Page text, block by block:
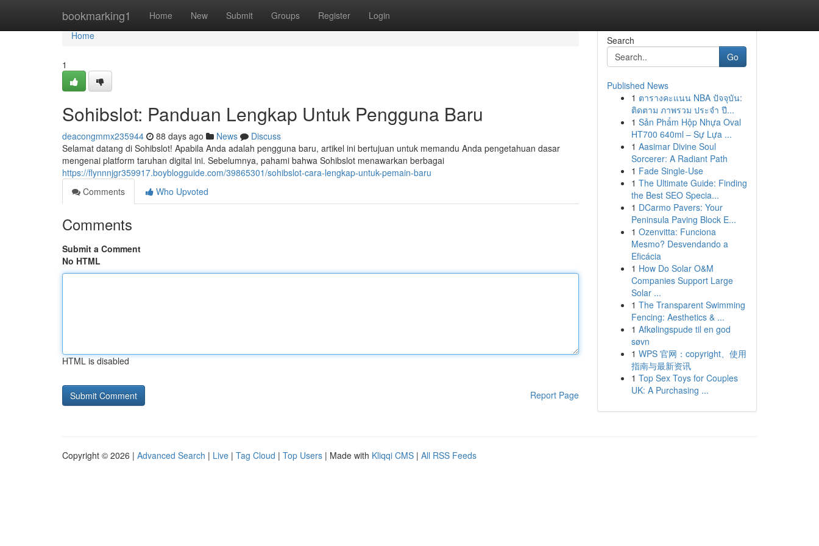
bookmarking1 Home New Submit Groups Register Login
Home
Home
1
Sohibslot: Panduan Lengkap Untuk Pengguna Baru
deacongmmx235944 88 days ago News
Discuss
Selamat datang di Sohibslot! Apabila Anda adalah pengguna baru, artikel ini bertujuan untuk memandu Anda pengetahuan dasar
mengenai platform taruhan digital ini. Sebelumnya, pahami bahwa Sohibslot menawarkan berbagai
https://flynnnjgr359917.boyblogguide.com/39865301/sohibslot-cara-lengkap-untuk-pemain-baru
Comments
Who Upvoted
Comments
Submit a Comment
No HTML
HTML is disabled
Report Page
Search
Go
Published News
1 ตารางคะแนน NBA ปัจจุบัน:
ติดตาม ภาพรวม ประจำ ปี...
1 Sản Phẩm Hộp Nhựa Oval
HT700 640ml – Sự Lựa ...
1 Aasimar Divine Soul
Sorcerer: A Radiant Path
1 Fade Single-Use
1 The Ultimate Guide: Finding
the Best SEO Specia...
1 DCarmo Pavers: Your
Peninsula Paving Block E...
1 Ozenvitta: Funciona
Mesmo? Desvendando a
Eficácia
1 How Do Solar O&M
Companies Support Large
Solar ...
1 The Transparent Swimming
Fencing: Aesthetics & ...
1 Afkølingspude til en god
søvn
1 WPS 官网：copyright、使用
指南与最新资讯
1 Top Sex Toys for Couples
UK: A Purchasing ...
Copyright © 2026 | Advanced Search | Live | Tag Cloud | Top Users | Made with Kliqqi CMS | All RSS Feeds